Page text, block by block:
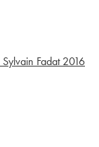
Fadat 2016